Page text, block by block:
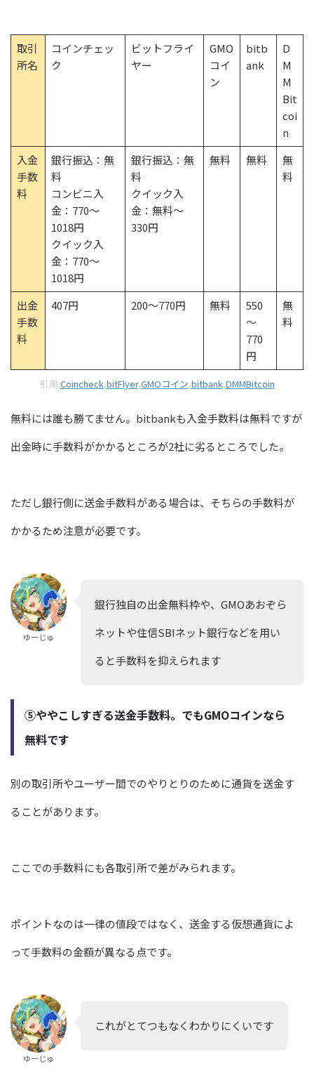
取引
所名
コインチェッ
ク
ビットフライ
ヤー
GMO
コイ
ン
bitb
ank
D
M
M
Bit
coi
n
入金
手数
料
銀行振込：無
料
コンビニ入
金：770～
1018円
クイック入
金：770～
1018円
銀行振込：無
料
クイック入
金：無料～
330円
無料 無料
無
料
出金
手数
料
407円 200～770円 無料
550
～
770
円
無
料
引用:Coincheck,bitFlyer,GMOコイン,bitbank,DMMBitcoin
無料には誰も勝てません。bitbankも入金手数料は無料ですが
出金時に手数料がかかるところが2社に劣るところでした。
ただし銀行側に送金手数料がある場合は、そちらの手数料が
かかるため注意が必要です。
ゆーじゅ
銀行独自の出金無料枠や、GMOあおぞら
ネットや住信SBIネット銀行などを用い
ると手数料を抑えられます
⑤ややこしすぎる送金手数料。でもGMOコインなら
無料です
別の取引所やユーザー間でのやりとりのために通貨を送金す
ることがあります。
ここでの手数料にも各取引所で差がみられます。
ポイントなのは一律の値段ではなく、送金する仮想通貨によ
って手数料の金額が異なる点です。
ゆーじゅ
これがとてつもなくわかりにくいです